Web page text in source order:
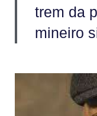
trem da
mineiro